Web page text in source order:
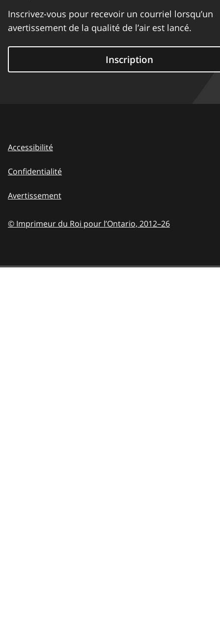
Inscrivez-vous pour recevoir un courriel lorsqu’un
avertissement de la qualité de l’air est lancé.
Inscription
Accessibilité
Confidentialité
Avertissement
© Imprimeur du Roi pour l’Ontario, 2012–26